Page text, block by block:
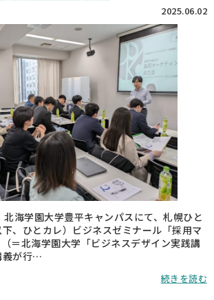
2025.06.02
海学園大学豊平キャンパスにて、札幌ひと
、ひとカレ）ビジネスゼミナール「採用マ
＝北海学園大学「ビジネスデザイン実践講
義が行…
続きを読む